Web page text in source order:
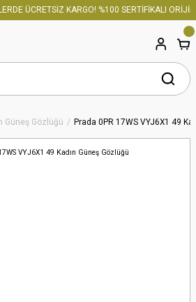
ÜCRETSİZ KARGO! %100 SERTİFİKALI
Güneş Gözlüğü Prada 0PR 17WS VYJ6X1 49